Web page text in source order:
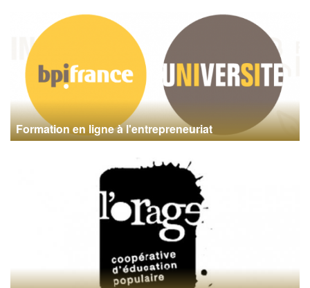
Formation en ligne à l'entrepreneuriat